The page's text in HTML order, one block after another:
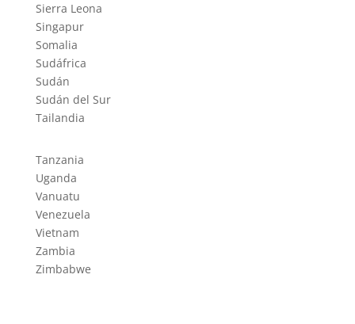
Sierra Leona
Singapur
Somalia
Sudáfrica
Sudán
Sudán del Sur
Tailandia
Tanzania
Uganda
Vanuatu
Venezuela
Vietnam
Zambia
Zimbabwe